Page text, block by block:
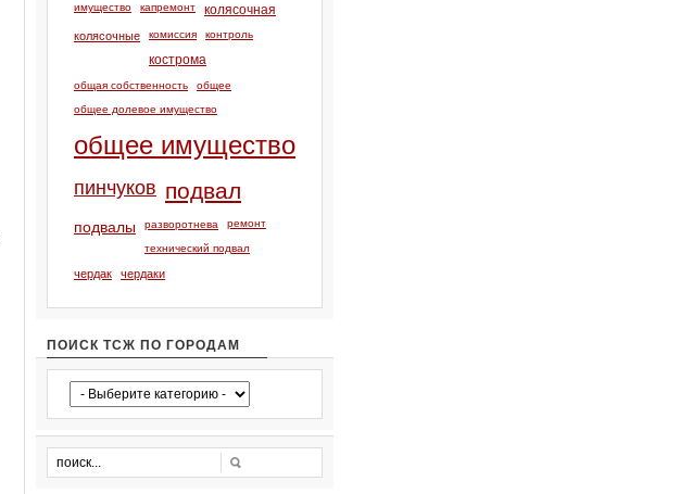
имущество капремонт колясочная
колясочные комиссия контроль
кострома
общая собственность
общее
общее долевое имущество
общее имущество
пинчуков подвал
подвалы разворотнева ремонт
технический подвал
чердак чердаки
ПОИСК ТСЖ ПО ГОРОДАМ